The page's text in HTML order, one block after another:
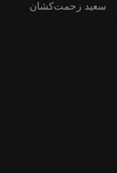
سعید زحمت‌کشان